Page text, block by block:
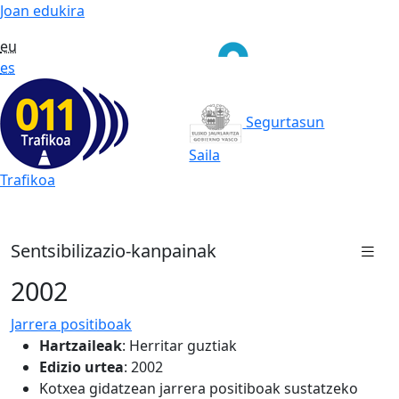
Joan edukira
eu
es
Trafikoa
Segurtasun
Saila
Sentsibilizazio-kanpainak
2002
Jarrera positiboak
Hartzaileak: Herritar guztiak
Edizio urtea: 2002
Kotxea gidatzean jarrera positiboak sustatzeko